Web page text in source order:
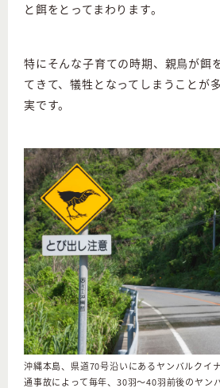
と餌をとってまわります。
特にそんな子育ての時期、親鳥が餌
てきて、犠牲となってしまうことが
実です。
沖縄本島、県道70号沿いにあるヤンバルクイ
通事故によって毎年、30羽～40羽前後のヤン